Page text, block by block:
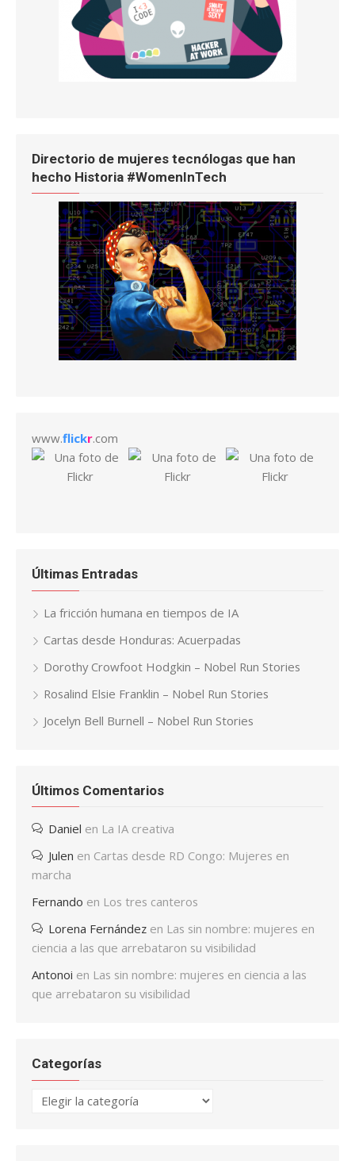
Directorio de mujeres tecnólogas que han
hecho Historia #WomenInTech
www.flickr.com
Últimas Entradas
La fricción humana en tiempos de IA
Cartas desde Honduras: Acuerpadas
Dorothy Crowfoot Hodgkin – Nobel Run Stories
Rosalind Elsie Franklin – Nobel Run Stories
Jocelyn Bell Burnell – Nobel Run Stories
Últimos Comentarios
Daniel en La IA creativa
Julen en Cartas desde RD Congo: Mujeres en
marcha
Fernando en Los tres canteros
Lorena Fernández en Las sin nombre: mujeres en
ciencia a las que arrebataron su visibilidad
Antonoi en Las sin nombre: mujeres en ciencia a las
que arrebataron su visibilidad
Categorías
Categorías